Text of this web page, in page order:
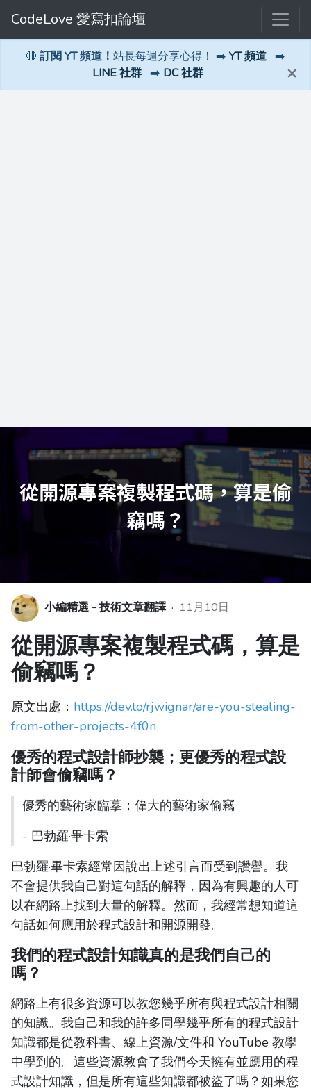
CodeLove 愛寫扣論壇
🔴 訂閱 YT 頻道！ 站長每週分享心得！ ➡️ YT 頻道 ➡️
LINE 社群 ➡️ DC 社群 ×
小編精選 - 技術文章翻譯 · 11月10日
從開源專案複製程式碼，算是
偷竊嗎？
原文出處： https://dev.to/rjwignar/are-you-stealing-
from-other-projects-4f0n
優秀的程式設計師抄襲；更優秀的程式設
計師會偷竊嗎？
優秀的藝術家臨摹；偉大的藝術家偷竊
- 巴勃羅·畢卡索
巴勃羅·畢卡索經常因說出上述引言而受到讚譽。我
不會提供我自己對這句話的解釋，因為有興趣的人可
以在網路上找到大量的解釋。然而，我經常想知道這
句話如何應用於程式設計和開源開發。
我們的程式設計知識真的是我們自己的
嗎？
網路上有很多資源可以教您幾乎所有與程式設計相關
的知識。我自己和我的許多同學幾乎所有的程式設計
知識都是從教科書、線上資源/文件和 YouTube 教學
中學到的。這些資源教會了我們今天擁有並應用的程
式設計知識，但是所有這些知識都被盜了嗎？如果您